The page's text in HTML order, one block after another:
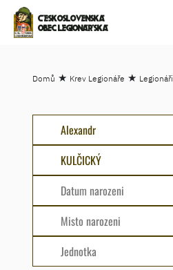
ČESKOSLOVENSKÁ
OBEC LEGIONÁŘSKÁ
Domů ★ Krev Legionáře ★ Legionáři